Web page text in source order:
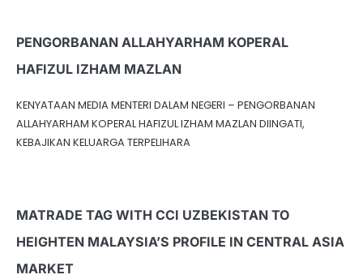
PENGORBANAN ALLAHYARHAM KOPERAL
HAFIZUL IZHAM MAZLAN
KENYATAAN MEDIA MENTERI DALAM NEGERI – PENGORBANAN
ALLAHYARHAM KOPERAL HAFIZUL IZHAM MAZLAN DIINGATI,
KEBAJIKAN KELUARGA TERPELIHARA
MATRADE TAG WITH CCI UZBEKISTAN TO
HEIGHTEN MALAYSIA’S PROFILE IN CENTRAL ASIA
MARKET